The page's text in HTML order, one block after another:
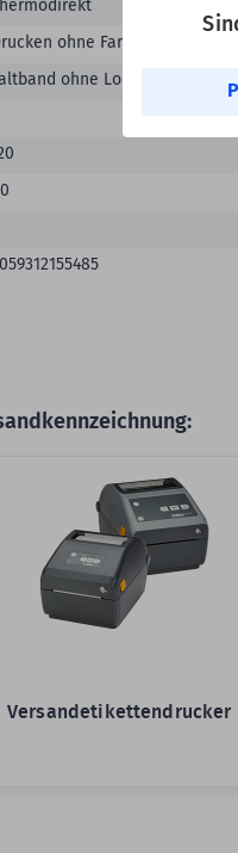
ohne Farbband
ohne Lochrand,
Versandetikettendrucker